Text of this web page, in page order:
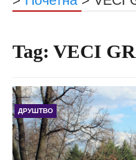
Tag: VECI
ДРУШТВО